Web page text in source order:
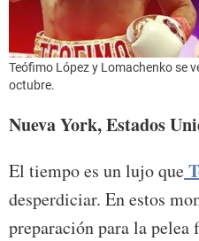
Teófimo López y Lomachenko se
octubre.
Nueva York, Estados
El tiempo es un lujo que
desperdiciar. En estos
preparación para la pelea